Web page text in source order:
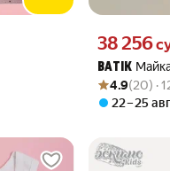
BATIK
Цена 38256
38 256
Рейтинг
Оценок: (20) ·
4.9(20) ·
22 – 25 авг